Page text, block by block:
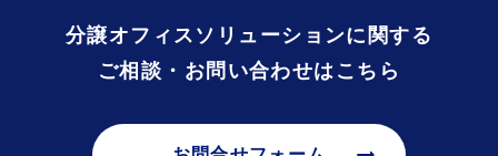
分譲オフィスソリューションに関する
ご相談・お問い合わせはこちら